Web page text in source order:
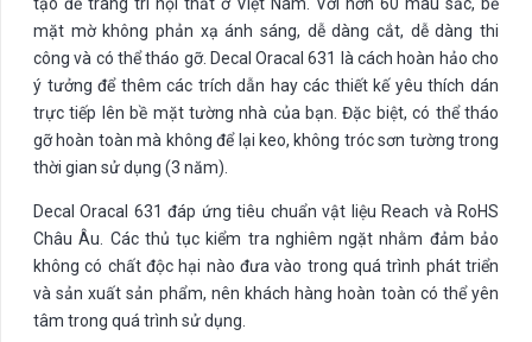
mặt mờ không phản xạ ánh sáng, dễ dàng cắt, dễ dàng thi
công và có thể tháo gỡ. Decal Oracal 631 là cách hoàn hảo cho
ý tưởng để thêm các trích dẫn hay các thiết kế yêu thích dán
trực tiếp lên bề mặt tường nhà của bạn. Đặc biệt, có thể tháo
gỡ hoàn toàn mà không để lại keo, không tróc sơn tường trong
thời gian sử dụng (3 năm).
Decal Oracal 631 đáp ứng tiêu chuẩn vật liệu Reach và RoHS
Châu Âu. Các thủ tục kiểm tra nghiêm ngặt nhằm đảm bảo
không có chất độc hại nào đưa vào trong quá trình phát triển
và sản xuất sản phẩm, nên khách hàng hoàn toàn có thể yên
tâm trong quá trình sử dụng.